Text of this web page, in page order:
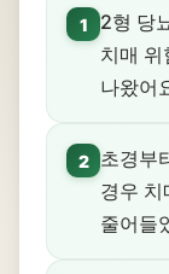
1 2형 당
치매
나왔어
2
초경부
경우
줄어들